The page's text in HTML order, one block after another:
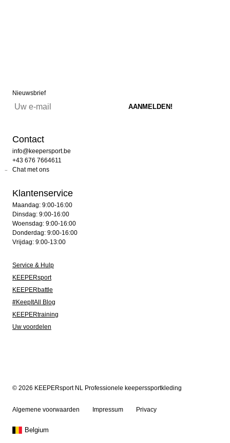
Nieuwsbrief
Contact
info@keepersport.be
+43 676 7664611
Chat met ons
Klantenservice
Maandag: 9:00-16:00
Dinsdag: 9:00-16:00
Woensdag: 9:00-16:00
Donderdag: 9:00-16:00
Vrijdag: 9:00-13:00
Service & Hulp
KEEPERsport
KEEPERbattle
#KeepItAll Blog
KEEPERtraining
Uw voordelen
© 2026 KEEPERsport NL Professionele keeperssportkleding
Algemene voorwaarden Impressum Privacy
Belgium